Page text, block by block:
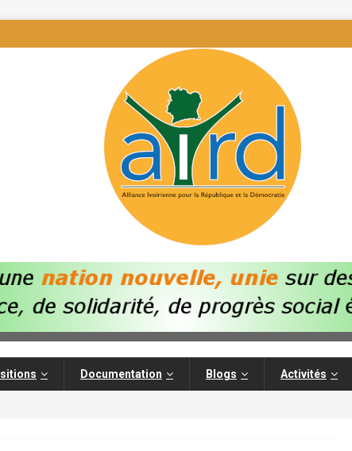
Documentation Blogs Activités